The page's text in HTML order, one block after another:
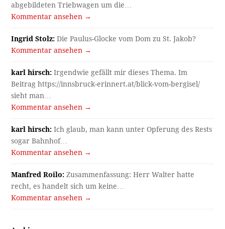
abgebildeten Triebwagen um die…
Kommentar ansehen →
Ingrid Stolz: Die Paulus-Glocke vom Dom zu St. Jakob?
Kommentar ansehen →
karl hirsch: Irgendwie gefällt mir dieses Thema. Im
Beitrag https://innsbruck-erinnert.at/blick-vom-bergisel/
sieht man…
Kommentar ansehen →
karl hirsch: Ich glaub, man kann unter Opferung des Rests
sogar Bahnhof…
Kommentar ansehen →
Manfred Roilo: Zusammenfassung: Herr Walter hatte
recht, es handelt sich um keine…
Kommentar ansehen →